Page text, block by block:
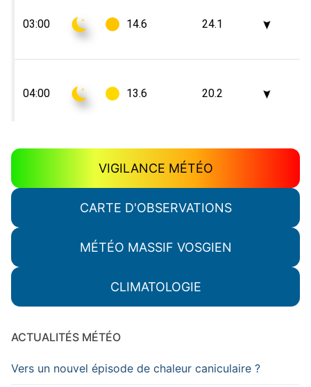
VIGILANCE MÉTÉO
CARTE D'OBSERVATIONS
MÉTÉO MASSIF VOSGIEN
CLIMATOLOGIE
ACTUALITÉS MÉTÉO
Vers un nouvel épisode de chaleur caniculaire ?